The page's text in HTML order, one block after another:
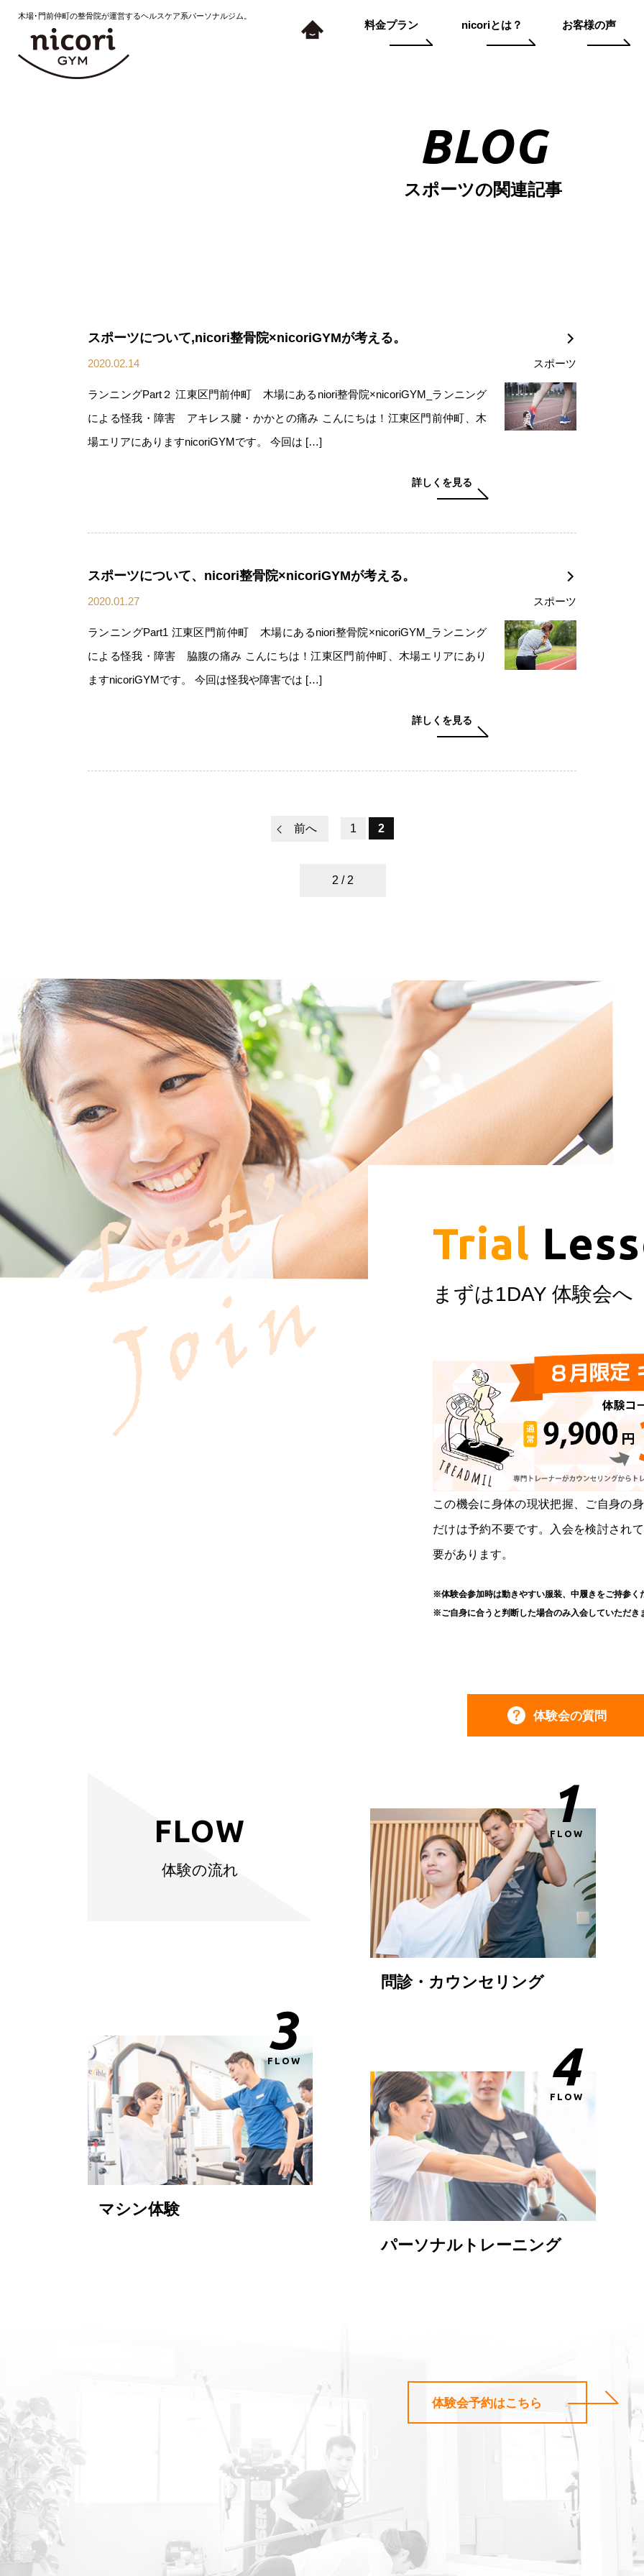
木場･門前仲町の整骨院が運営するヘルスケア系パーソナルジム。
料金プラン nicoriとは？ お客様の声
BLOG
スポーツの関連記事
スポーツについて,nicori整骨院×nicoriGYMが考える。
2020.02.14 スポーツ
ランニングPart２ 江東区門前仲町 木場にあるniori整骨院×nicoriGYM_ランニング
による怪我・障害 アキレス腱・かかとの痛み こんにちは！江東区門前仲町、木
場エリアにありますnicoriGYMです。 今回は […]
詳しくを見る
スポーツについて、nicori整骨院×nicoriGYMが考える。
2020.01.27 スポーツ
ランニングPart1 江東区門前仲町 木場にあるniori整骨院×nicoriGYM_ランニング
による怪我・障害 脇腹の痛み こんにちは！江東区門前仲町、木場エリアにあり
ますnicoriGYMです。 今回は怪我や障害では […]
詳しくを見る
2 / 2
前へ 1 2
Trial
まずは1DAY 体験会へ
この機会に身体の現状把握、ご自身の
だけは予約不要です。入会を検討され
要があります。
※体験会参加時は動きやすい服装、中履きをご持参く
※ご自身に合うと判断した場合のみ入会していただき
体験会の質問
FLOW
体験の流れ
1
FLOW
問診・カウンセリング
3
FLOW
マシン体験
4
FLOW
パーソナルトレーニング
体験会予約はこちら